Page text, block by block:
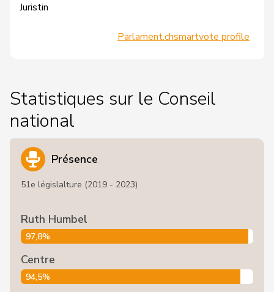
Juristin
Parlament.chsmartvote profile
Statistiques sur le Conseil
national
Présence
51e législalture (2019 - 2023)
Ruth Humbel
97,8%
Centre
94,5%